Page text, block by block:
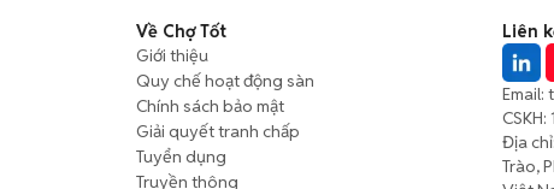
Về Chợ Tốt
Giới thiệu
Quy chế hoạt động sàn
Chính sách bảo mật
Giải quyết tranh chấp
Tuyển dụng
Truyền thông
Liên
Email:
CSKH:
Địa
Trào,